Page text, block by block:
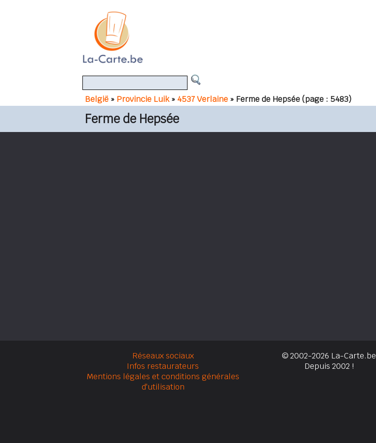
België » Provincie Luik»4537 Verlaine » Ferme de Hepsée(page : 5483)
Ferme de Hepsée
Réseaux sociaux
Infos restaurateurs
Mentions légales et conditions générales
d'utilisation
© 2002-2026 La-Carte.be
Depuis 2002 !